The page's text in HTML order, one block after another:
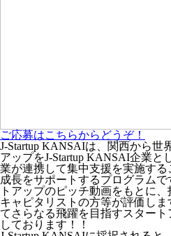
ご応募はこちらからどうぞ！
J-Startup KANSAIは、関西から世
アップをJ-Startup KANSAI企業と
業が連携して集中支援を実施す
成長をサポートするプログラム
トアップのピッチ動画をもとに
キャピタリストの方等が評価しま
てさらなる飛躍を目指すスター
しております！！